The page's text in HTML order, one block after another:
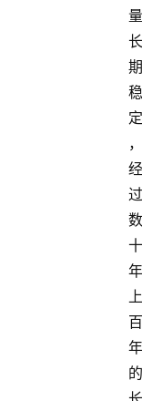
量
长
期
稳
定
，
经
过
数
十
年
上
百
年
的